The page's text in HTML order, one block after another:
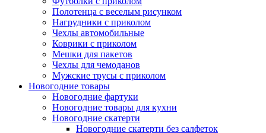
Полотенца с веселым рисунком
Нагрудники с приколом
Чехлы автомобильные
Коврики с приколом
Мешки для пакетов
Чехлы для чемоданов
Мужские трусы с приколом
Новогодние товары
Новогодние фартуки
Новогодние товары для кухни
Новогодние скатерти
Новогодние скатерти без салфеток